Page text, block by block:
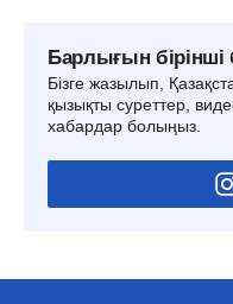
Барлығын
Бізге жазылып,
қызықты суреттер,
хабардар болыңыз.